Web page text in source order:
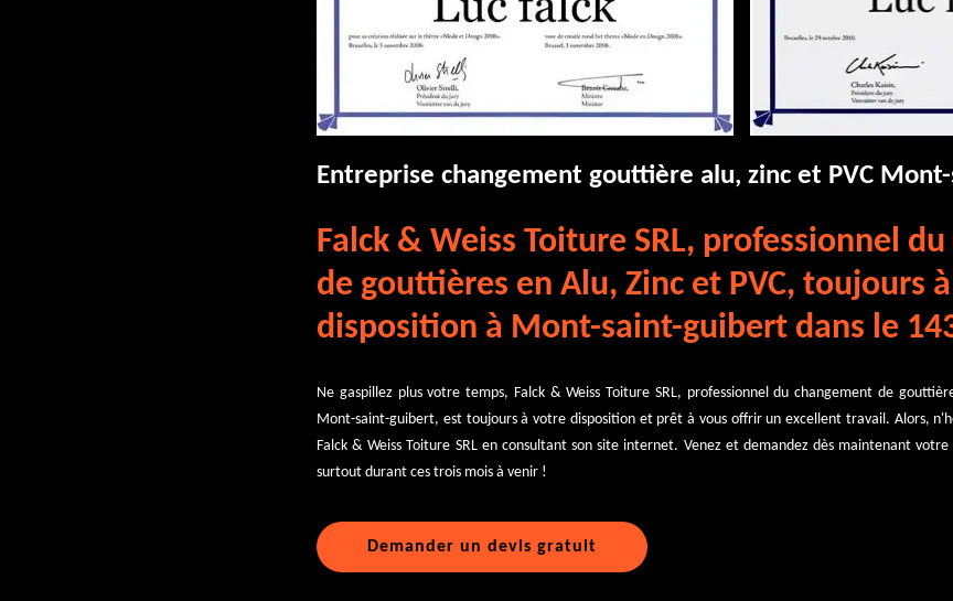
Entreprise changement gouttière alu, zinc et PVC
Falck & Weiss Toiture SRL, professionnel
de gouttières en Alu, Zinc et PVC, toujours
disposition à Mont-saint-guibert dans le
Ne gaspillez plus votre temps, Falck & Weiss Toiture SRL, professionnel du changement de
Mont-saint-guibert, est toujours à votre disposition et prêt à vous offrir un excellent travail. Alors,
Falck & Weiss Toiture SRL en consultant son site internet. Venez et demandez dès maintenant
surtout durant ces trois mois à venir !
Demander un devis gratuit